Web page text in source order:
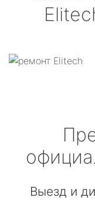
Выезд и